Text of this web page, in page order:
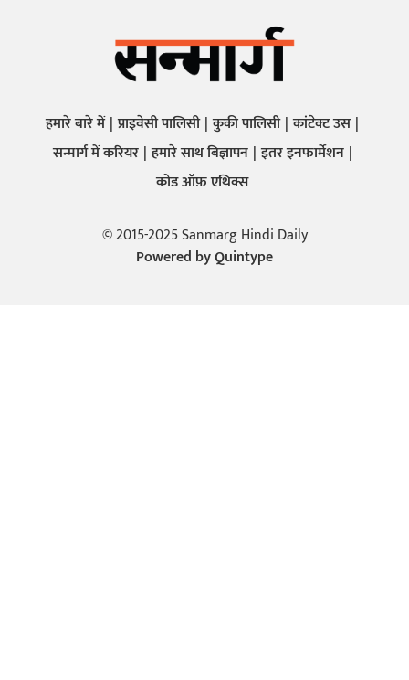
हमारे बारे में प्राइवेसी पालिसी कुकी पालिसी कांटेक्ट उस
सन्मार्ग में करियर हमारे साथ बिज्ञापन इतर इनफार्मेशन
कोड ऑफ़ एथिक्स
© 2015-2025 Sanmarg Hindi Daily
Powered byQuintype